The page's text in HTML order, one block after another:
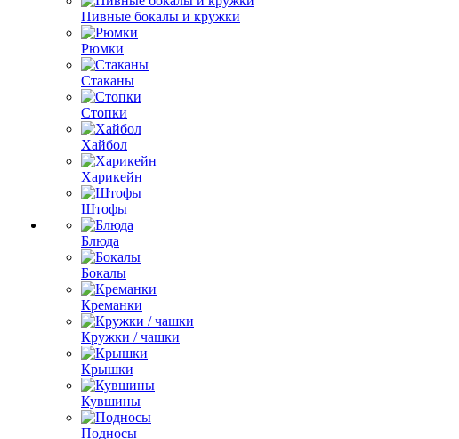
Пивные бокалы и кружки
Рюмки
Стаканы
Стопки
Хайбол
Харикейн
Штофы
Блюда
Бокалы
Креманки
Кружки / чашки
Крышки
Кувшины
Подносы